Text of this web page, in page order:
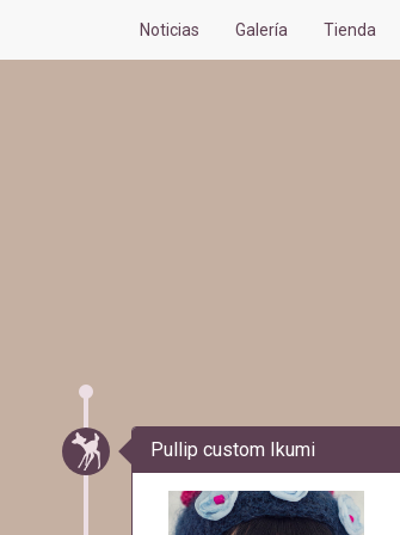
Noticias Galería Tienda
Pullip custom Ikumi